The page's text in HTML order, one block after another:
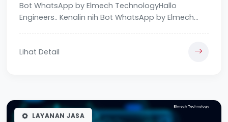
Bot WhatsApp by Elmech TechnologyHallo
Engineers.. Kenalin nih Bot WhatsApp by Elmech...
Lihat Detail
LAYANAN JASA